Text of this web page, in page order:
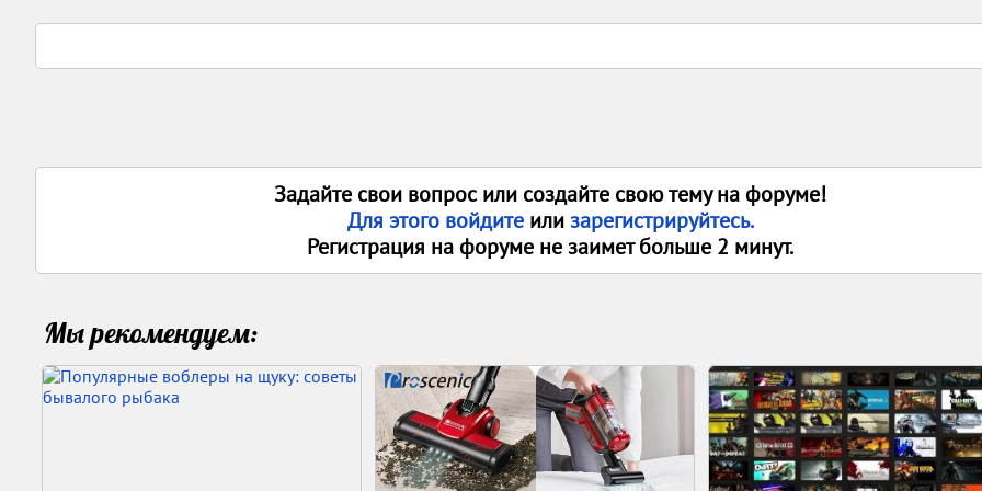
Задайте свои вопрос или создайте свою тему на форуме!
Для этого войдите илизарегистрируйтесь.
Регистрация на форуме не заимет больше 2 минут.
Мы рекомендуем: